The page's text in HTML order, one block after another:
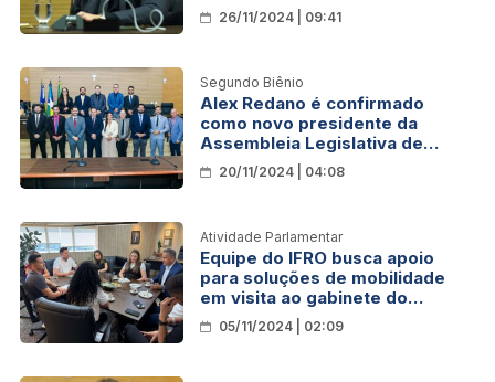
mulheres em Rondônia
26/11/2024 | 09:41
Segundo Biênio
Alex Redano é confirmado
como novo presidente da
Assembleia Legislativa de
Rondônia a partir de fevereiro
20/11/2024 | 04:08
Atividade Parlamentar
Equipe do IFRO busca apoio
para soluções de mobilidade
em visita ao gabinete do
deputado Alex Redano
05/11/2024 | 02:09